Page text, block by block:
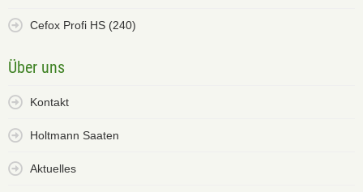
Cefox Profi HS (240)
Über uns
Kontakt
Holtmann Saaten
Aktuelles